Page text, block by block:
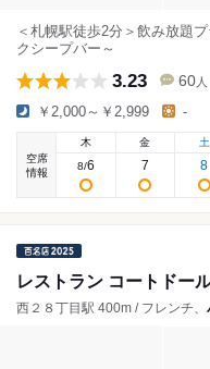
＜札幌駅徒歩2分＞飲み放題
クシープバー～
3.23 60 人
￥2,000～￥2,999 -
空席
情報
木
8/6
金
7
土
8
レストラン コートドー
西２８丁目駅 400m / フレンチ、